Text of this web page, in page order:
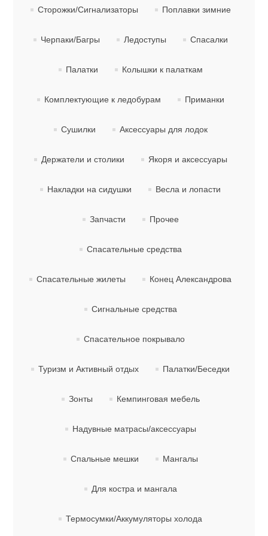
Одежда/Обувь
Тактическое снаряжение
Сторожки/Сигнализаторы Поплавки зимние
Черпаки/Багры Ледоступы Спасалки
Палатки Колышки к палаткам
Комплектующие к ледобурам Приманки
Сушилки Аксессуары для лодок
Держатели и столики Якоря и аксессуары
Накладки на сидушки Весла и лопасти
Запчасти Прочее
Спасательные средства
Спасательные жилеты Конец Александрова
Сигнальные средства
Спасательное покрывало
Туризм и Активный отдых Палатки/Беседки
Зонты Кемпинговая мебель
Надувные матрасы/аксессуары
Спальные мешки Мангалы
Для костра и мангала
Термосумки/Аккумуляторы холода